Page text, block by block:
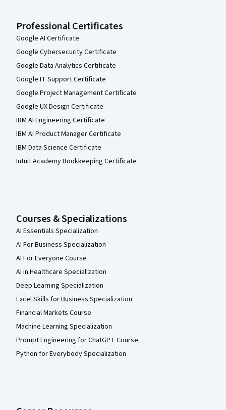
Professional Certificates
Google AI Certificate
Google Cybersecurity Certificate
Google Data Analytics Certificate
Google IT Support Certificate
Google Project Management Certificate
Google UX Design Certificate
IBM AI Engineering Certificate
IBM AI Product Manager Certificate
IBM Data Science Certificate
Intuit Academy Bookkeeping Certificate
Courses & Specializations
AI Essentials Specialization
AI For Business Specialization
AI For Everyone Course
AI in Healthcare Specialization
Deep Learning Specialization
Excel Skills for Business Specialization
Financial Markets Course
Machine Learning Specialization
Prompt Engineering for ChatGPT Course
Python for Everybody Specialization